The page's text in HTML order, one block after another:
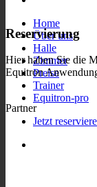
Home
Über uns
Halle
Zimmer
Preise
Trainer
Equitron-pro
Jetzt
Reservierung
Hier haben Sie die
Equitron
Partner